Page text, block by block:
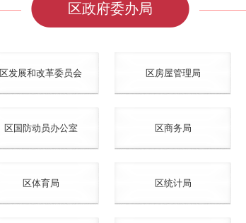
区政府委办局
区发展和改革委员会 区房屋管理局
区国防动员办公室 区商务局
区体育局 区统计局